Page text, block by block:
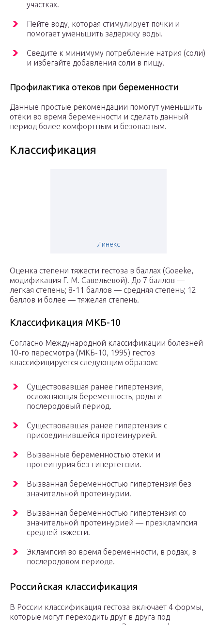
участках.
Пейте воду, которая стимулирует почки и
помогает уменьшить задержку воды.
Сведите к минимуму потребление натрия (соли)
и избегайте добавления соли в пищу.
Профилактика отеков при беременности
Данные простые рекомендации помогут уменьшить
отёки во время беременности и сделать данный
период более комфортным и безопасным.
Классификация
Линекс
Оценка степени тяжести гестоза в баллах (Goeeke,
модификация Г. М. Савельевой). До 7 баллов —
легкая степень; 8-11 баллов — средняя степень; 12
баллов и более — тяжелая степень.
Классификация МКБ-10
Согласно Международной классификации болезней
10-го пересмотра (МКБ-10, 1995) гестоз
классифицируется следующим образом:
Существовавшая ранее гипертензия,
осложняющая беременность, роды и
послеродовый период.
Существовавшая ранее гипертензия с
присоединившейся протеинурией.
Вызванные беременностью отеки и
протеинурия без гипертензии.
Вызванная беременностью гипертензия без
значительной протеинурии.
Вызванная беременностью гипертензия со
значительной протеинурией — преэклампсия
средней тяжести.
Эклампсия во время беременности, в родах, в
послеродовом периоде.
Российская классификация
В России классификация гестоза включает 4 формы,
которые могут переходить друг в друга под